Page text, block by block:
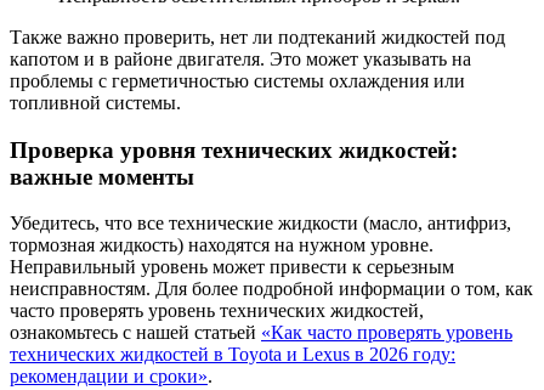
Также важно проверить, нет ли подтеканий жидкостей под
капотом и в районе двигателя. Это может указывать на
проблемы с герметичностью системы охлаждения или
топливной системы.
Проверка уровня технических жидкостей:
важные моменты
Убедитесь, что все технические жидкости (масло, антифриз,
тормозная жидкость) находятся на нужном уровне.
Неправильный уровень может привести к серьезным
неисправностям. Для более подробной информации о том, как
часто проверять уровень технических жидкостей,
ознакомьтесь с нашей статьей «Как часто проверять уровень
технических жидкостей в Toyota и Lexus в 2026 году:
рекомендации и сроки».